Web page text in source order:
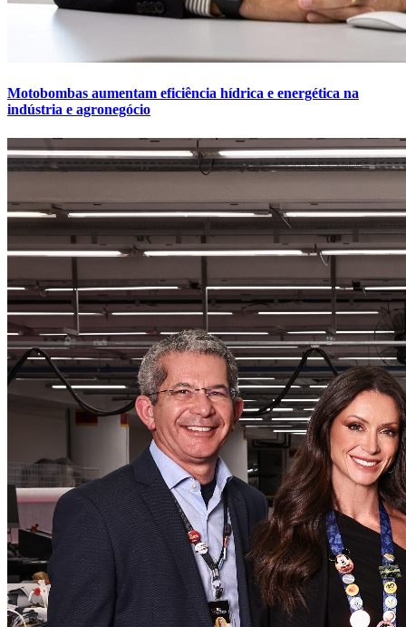
Motobombas aumentam eficiência hídrica e energética na
indústria e agronegócio